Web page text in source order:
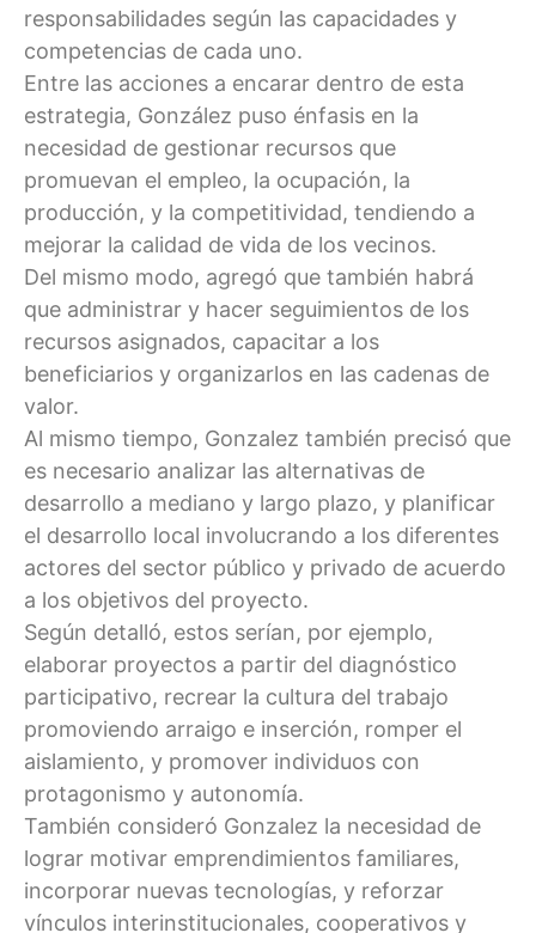
responsabilidades según las capacidades y
competencias de cada uno.
Entre las acciones a encarar dentro de esta
estrategia, González puso énfasis en la
necesidad de gestionar recursos que
promuevan el empleo, la ocupación, la
producción, y la competitividad, tendiendo a
mejorar la calidad de vida de los vecinos.
Del mismo modo, agregó que también habrá
que administrar y hacer seguimientos de los
recursos asignados, capacitar a los
beneficiarios y organizarlos en las cadenas de
valor.
Al mismo tiempo, Gonzalez también precisó que
es necesario analizar las alternativas de
desarrollo a mediano y largo plazo, y planificar
el desarrollo local involucrando a los diferentes
actores del sector público y privado de acuerdo
a los objetivos del proyecto.
Según detalló, estos serían, por ejemplo,
elaborar proyectos a partir del diagnóstico
participativo, recrear la cultura del trabajo
promoviendo arraigo e inserción, romper el
aislamiento, y promover individuos con
protagonismo y autonomía.
También consideró Gonzalez la necesidad de
lograr motivar emprendimientos familiares,
incorporar nuevas tecnologías, y reforzar
vínculos interinstitucionales, cooperativos y